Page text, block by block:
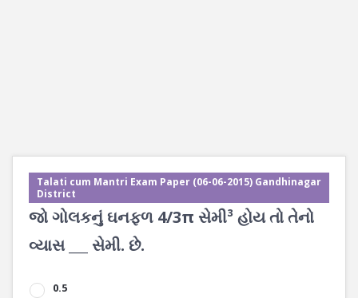
Talati cum Mantri Exam Paper (06-06-2015) Gandhinagar
District
જો ગોલકનું ઘનફળ 4/3π સેમી³ હોય તો તેનો
વ્યાસ ___ સેમી. છે.
0.5